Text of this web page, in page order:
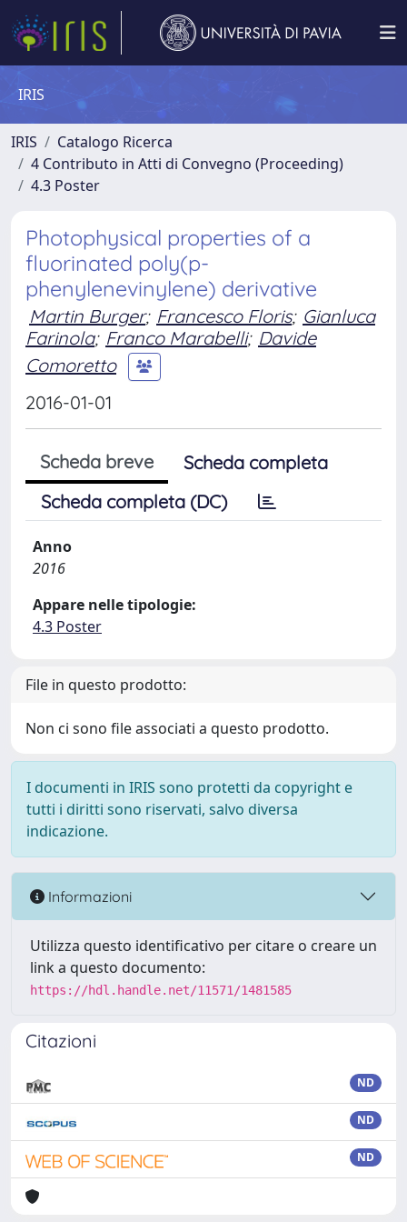
IRIS
IRIS
Catalogo Ricerca
4 Contributo in Atti di Convegno (Proceeding)
4.3 Poster
Photophysical properties of a
fluorinated poly(p-
phenylenevinylene) derivative
Martin Burger; Francesco Floris; Gianluca
Farinola; Franco Marabelli; Davide
Comoretto
2016-01-01
Scheda breve
Scheda completa
Scheda completa (DC)
Anno
2016
Appare nelle tipologie:
4.3 Poster
File in questo prodotto:
Non ci sono file associati a questo prodotto.
I documenti in IRIS sono protetti da copyright e
tutti i diritti sono riservati, salvo diversa
indicazione.
Informazioni
Utilizza questo identificativo per citare o creare un
link a questo documento:
https://hdl.handle.net/11571/1481585
Citazioni
ND
ND
ND